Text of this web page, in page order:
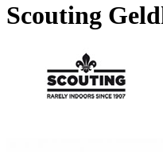
Scouting